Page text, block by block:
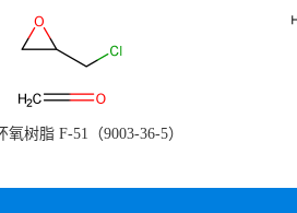
氧树脂 F-51（9003-36-5）